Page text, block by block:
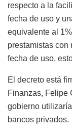
respecto a la
fecha de uso y
equivalente al
prestamistas con
fecha de uso,
El decreto está
Finanzas, Felipe
gobierno
bancos privados.